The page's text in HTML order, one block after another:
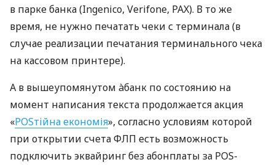
в парке банка (Ingenico, Verifone, PAX). В то же
время, не нужно печатать чеки с терминала (в
случае реализации печатания терминального чека
на кассовом принтере).
А в вышеупомянутом àбанк по состоянию на
момент написания текста продолжается акция
«POSтійна економія», согласно условиям которой
при открытии счета ФЛП есть возможность
подключить эквайринг без абонплаты за POS-